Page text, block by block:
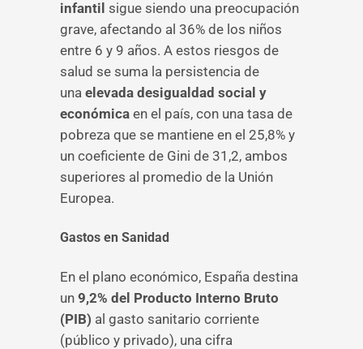
infantil sigue siendo una preocupación
grave, afectando al 36% de los niños
entre 6 y 9 años. A estos riesgos de
salud se suma la persistencia de
una elevada desigualdad social y
económica en el país, con una tasa de
pobreza que se mantiene en el 25,8% y
un coeficiente de Gini de 31,2, ambos
superiores al promedio de la Unión
Europea.
Gastos en Sanidad
En el plano económico, España destina
un 9,2% del Producto Interno Bruto
(PIB) al gasto sanitario corriente
(público y privado), una cifra